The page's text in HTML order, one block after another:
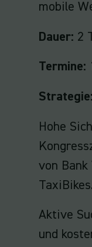
mobile
Dauer: 2
Termine:
Strategie:
Hohe
von Bank
Aktive
und